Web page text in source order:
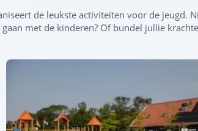
Leaflet|©
de leukste activiteiten voor de jeugd.
met de kinderen? Of bundel jullie